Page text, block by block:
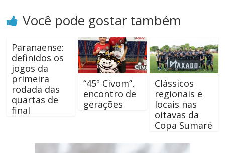
Você pode gostar também
Paranaense:
definidos os
jogos da
primeira
rodada das
quartas de
final
“45º Civom”,
encontro de
gerações
Clássicos
regionais e
locais nas
oitavas da
Copa Sumaré